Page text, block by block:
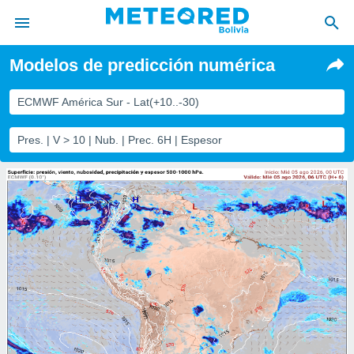
ha
por
para
la
que se
calidad.
a este
las
y
forma
digital
basada
Modelos de predicción numérica
ECMWF América Sur - Lat(+10..-30)
Pres. | V > 10 | Nub. | Prec. 6H | Espesor